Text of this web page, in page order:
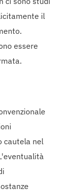
il
essere
cautela nel